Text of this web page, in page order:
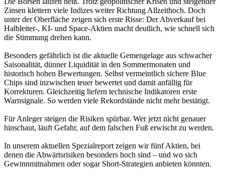
Zinsen klettern viele Indizes weiter Richtung Allzeithoch. Doch
unter der Oberfläche zeigen sich erste Risse: Der Abverkauf bei
Halbleiter-, KI- und Space-Aktien macht deutlich, wie schnell sich
die Stimmung drehen kann.
Besonders gefährlich ist die aktuelle Gemengelage aus schwacher
Saisonalität, dünner Liquidität in den Sommermonaten und
historisch hohen Bewertungen. Selbst vermeintlich sichere Blue
Chips sind inzwischen teuer bewertet und damit anfällig für
Korrekturen. Gleichzeitig liefern technische Indikatoren erste
Warnsignale. So werden viele Rekordstände nicht mehr bestätigt.
Für Anleger steigen die Risiken spürbar. Wer jetzt nicht genauer
hinschaut, läuft Gefahr, auf dem falschen Fuß erwischt zu werden.
In unserem aktuellen Spezialreport zeigen wir fünf Aktien, bei
denen die Abwärtsrisiken besonders hoch sind – und wo sich
Gewinnmitnahmen oder sogar Short-Strategien anbieten könnten.